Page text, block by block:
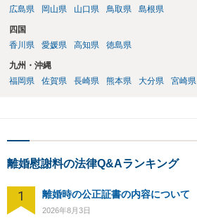
広島県
岡山県 山口県 鳥取県 島根県
四国
香川県
愛媛県 高知県 徳島県
九州・沖縄
福岡県
佐賀県 長崎県 熊本県 大分県 宮崎県
離婚慰謝料の法律Q&Aランキング
1 離婚時の公正証書の内容について
2026年8月3日